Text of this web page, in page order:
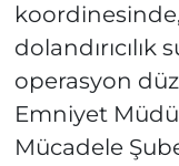
koordinesinde,
dolandırıcılık
operasyon
Emniyet
Mücadele